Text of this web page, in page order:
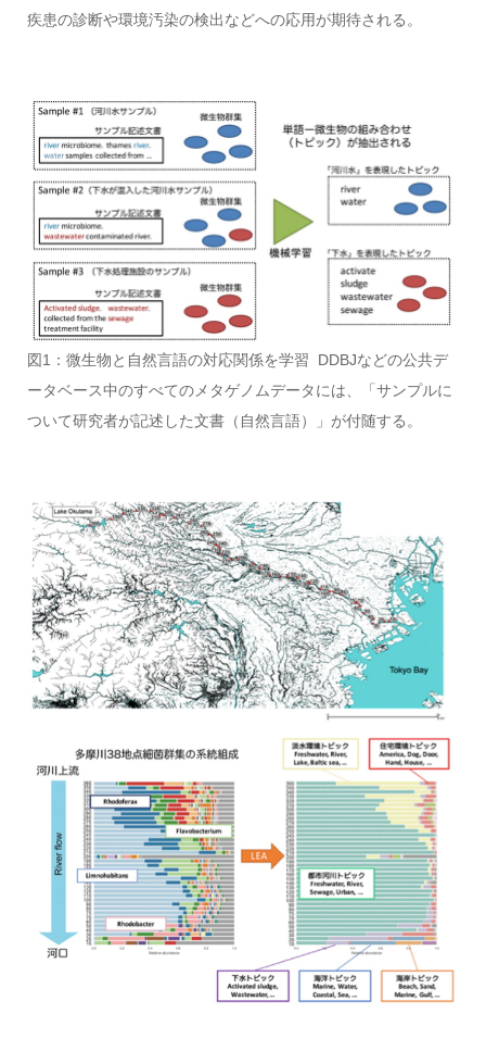
疾患の診断や環境汚染の検出などへの応用が期待される。
図1：微生物と自然言語の対応関係を学習 DDBJなどの公共デ
ータベース中のすべてのメタゲノムデータには、「サンプルに
ついて研究者が記述した文書（自然言語）」が付随する。